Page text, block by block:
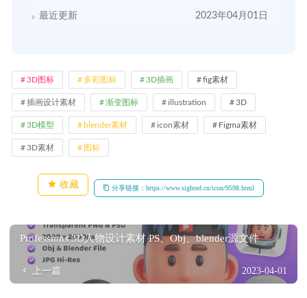
最近更新 2023年04月01日
3D图标 多彩图标 3D插画 fig素材
插画设计素材 渐变图标 illustration 3D
3D模型 blender素材 icon素材 Figma素材
3D素材 图标
收藏 分享链接：https://www.sighted.cn/icon/9598.html
Professions 3D人物设计素材 PS、Obj、blender源文件
上一篇 2023-04-01